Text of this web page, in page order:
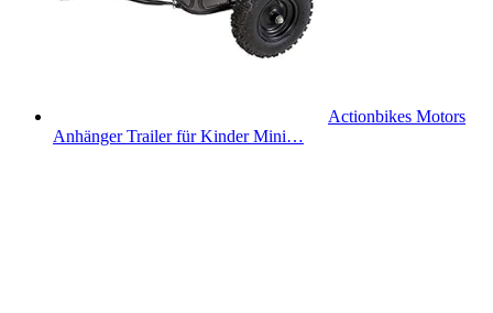
Actionbikes Motors
Anhänger Trailer für Kinder Mini…